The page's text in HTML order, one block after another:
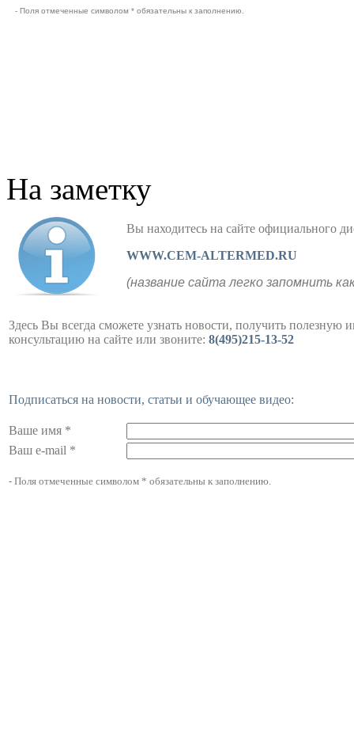
- Поля отмеченные символом * обязательны к заполнению.
На заметку
Вы находитесь на сайте
WWW.CEM-ALTERMED.RU
(название сайта легко запомнить
Здесь Вы всегда сможете узнать новости, получить
консультацию на сайте или звоните: 8(495)215-13-52
Подписаться на новости, статьи и обучающее видео:
Ваше имя *
Ваш e-mail *
- Поля отмеченные символом * обязательны к заполнению.